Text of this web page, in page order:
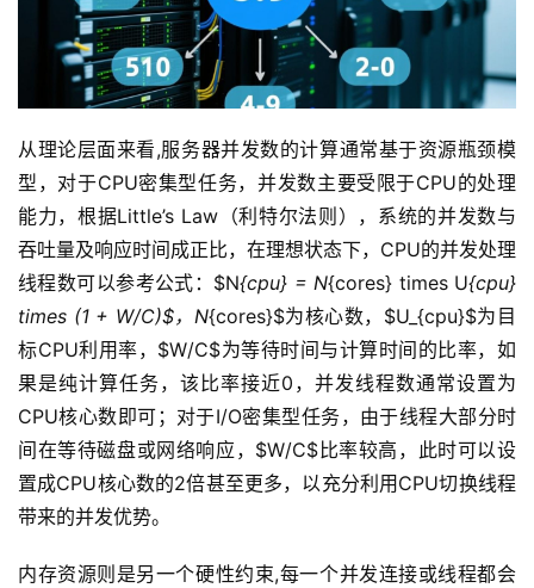
从理论层面来看,服务器并发数的计算通常基于资源瓶颈模
型，对于CPU密集型任务，并发数主要受限于CPU的处理
能力，根据Little’s Law（利特尔法则），系统的并发数与
吞吐量及响应时间成正比，在理想状态下，CPU的并发处理
线程数可以参考公式：$N{cpu} = N{cores} times U{cpu}
times (1 + W/C)$，N{cores}$为核心数，$U_{cpu}$为目
标CPU利用率，$W/C$为等待时间与计算时间的比率，如
果是纯计算任务，该比率接近0，并发线程数通常设置为
CPU核心数即可；对于I/O密集型任务，由于线程大部分时
间在等待磁盘或网络响应，$W/C$比率较高，此时可以设
置成CPU核心数的2倍甚至更多，以充分利用CPU切换线程
带来的并发优势。
内存资源则是另一个硬性约束,每一个并发连接或线程都会